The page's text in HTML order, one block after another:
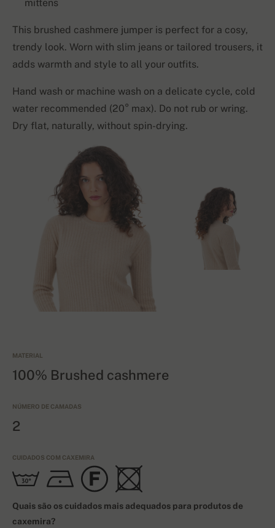
mittens
This brushed cashmere jumper is perfect for a cosy,
trendy look. Worn with slim jeans or tailored trousers, it
adds warmth and style to all your outfits.
Hand wash or machine wash on a delicate cycle, cold
water recommended (20° max). Do not rub or wring.
Dry flat, naturally, without spin-drying.
MATERIAL
100% Brushed cashmere
NÚMERO DE CAMADAS
2
CUIDADOS COM CAXEMIRA
Quais são os cuidados mais adequados para produtos de
caxemira?